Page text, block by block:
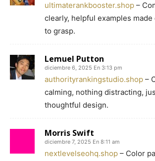
ultimaterankbooster.shop –
clearly, helpful examples
to grasp.
Lemuel Putton
diciembre 6, 2025 En 3:13 pm
authorityrankingstudio.shop –
calming, nothing distracting,
thoughtful design.
Morris Swift
diciembre 7, 2025 En 8:11 am
nextlevelseohq.shop – Color